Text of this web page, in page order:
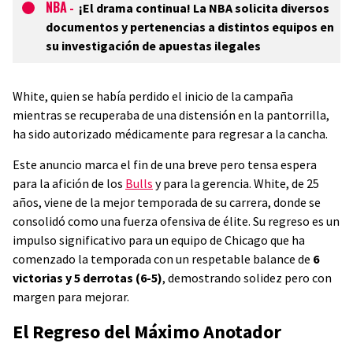
NBA - ¡El drama continua! La NBA solicita diversos
documentos y pertenencias a distintos equipos en
su investigación de apuestas ilegales
White, quien se había perdido el inicio de la campaña
mientras se recuperaba de una distensión en la pantorrilla,
ha sido autorizado médicamente para regresar a la cancha.
Este anuncio marca el fin de una breve pero tensa espera
para la afición de los Bulls y para la gerencia. White, de 25
años, viene de la mejor temporada de su carrera, donde se
consolidó como una fuerza ofensiva de élite. Su regreso es un
impulso significativo para un equipo de Chicago que ha
comenzado la temporada con un respetable balance de 6
victorias y 5 derrotas (6-5), demostrando solidez pero con
margen para mejorar.
El Regreso del Máximo Anotador